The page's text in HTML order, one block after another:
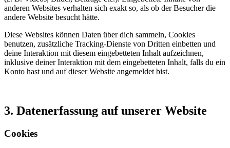
anderen Websites verhalten sich exakt so, als ob der Besucher die
andere Website besucht hätte.
Diese Websites können Daten über dich sammeln, Cookies
benutzen, zusätzliche Tracking-Dienste von Dritten einbetten und
deine Interaktion mit diesem eingebetteten Inhalt aufzeichnen,
inklusive deiner Interaktion mit dem eingebetteten Inhalt, falls du ein
Konto hast und auf dieser Website angemeldet bist.
3. Datenerfassung auf unserer Website
Cookies